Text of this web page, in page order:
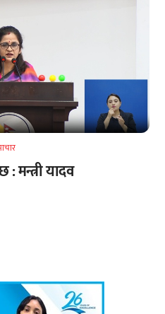
मन्त्री यादव